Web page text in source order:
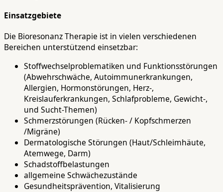
Einsatzgebiete
Die Bioresonanz Therapie ist in vielen verschiedenen
Bereichen unterstützend einsetzbar:
Stoffwechselproblematiken und Funktionsstörungen
(Abwehrschwäche, Autoimmunerkrankungen,
Allergien, Hormonstörungen, Herz-,
Kreislauferkrankungen, Schlafprobleme, Gewicht-,
und Sucht-Themen)
Schmerzstörungen (Rücken- / Kopfschmerzen
/Migräne)
Dermatologische Störungen (Haut/Schleimhäute,
Atemwege, Darm)
Schadstoffbelastungen
allgemeine Schwächezustände
Gesundheitsprävention, Vitalisierung